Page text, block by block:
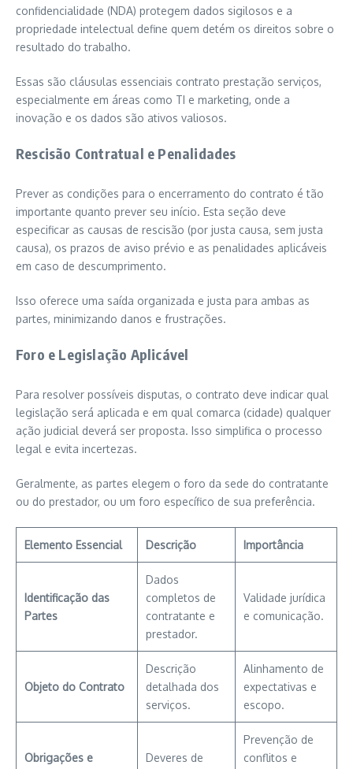
confidencialidade (NDA) protegem dados sigilosos e a
propriedade intelectual define quem detém os direitos sobre o
resultado do trabalho.
Essas são cláusulas essenciais contrato prestação serviços,
especialmente em áreas como TI e marketing, onde a
inovação e os dados são ativos valiosos.
Rescisão Contratual e Penalidades
Prever as condições para o encerramento do contrato é tão
importante quanto prever seu início. Esta seção deve
especificar as causas de rescisão (por justa causa, sem justa
causa), os prazos de aviso prévio e as penalidades aplicáveis
em caso de descumprimento.
Isso oferece uma saída organizada e justa para ambas as
partes, minimizando danos e frustrações.
Foro e Legislação Aplicável
Para resolver possíveis disputas, o contrato deve indicar qual
legislação será aplicada e em qual comarca (cidade) qualquer
ação judicial deverá ser proposta. Isso simplifica o processo
legal e evita incertezas.
Geralmente, as partes elegem o foro da sede do contratante
ou do prestador, ou um foro específico de sua preferência.
Elemento Essencial Descrição Importância
Identificação das
Partes
Dados
completos de
contratante e
prestador.
Validade jurídica
e comunicação.
Objeto do Contrato
Descrição
detalhada dos
serviços.
Alinhamento de
expectativas e
escopo.
Obrigações e
Deveres de
Prevenção de
conflitos e